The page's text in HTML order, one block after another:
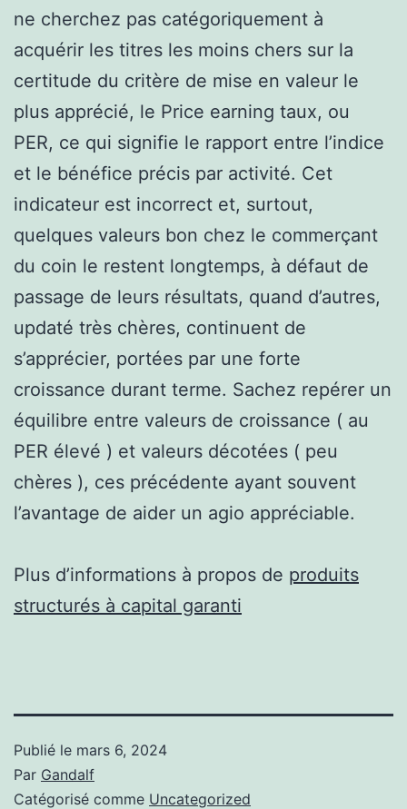
ne cherchez pas catégoriquement à
acquérir les titres les moins chers sur la
certitude du critère de mise en valeur le
plus apprécié, le Price earning taux, ou
PER, ce qui signifie le rapport entre l’indice
et le bénéfice précis par activité. Cet
indicateur est incorrect et, surtout,
quelques valeurs bon chez le commerçant
du coin le restent longtemps, à défaut de
passage de leurs résultats, quand d’autres,
updaté très chères, continuent de
s’apprécier, portées par une forte
croissance durant terme. Sachez repérer un
équilibre entre valeurs de croissance ( au
PER élevé ) et valeurs décotées ( peu
chères ), ces précédente ayant souvent
l’avantage de aider un agio appréciable.
Plus d’informations à propos de produits
structurés à capital garanti
Publié le mars 6, 2024
Par Gandalf
Catégorisé comme Uncategorized